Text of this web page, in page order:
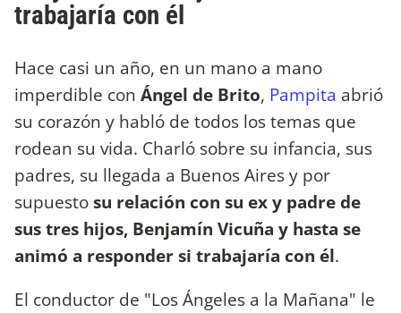
trabajaría con él
Hace casi un año, en un mano a mano
imperdible con Ángel de Brito, Pampita abrió
su corazón y habló de todos los temas que
rodean su vida. Charló sobre su infancia, sus
padres, su llegada a Buenos Aires y por
supuestosu relación con su ex y padre de
sus tres hijos, Benjamín Vicuña y hasta se
animó a responder si trabajaría con él.
El conductor de "Los Ángeles a la Mañana" le